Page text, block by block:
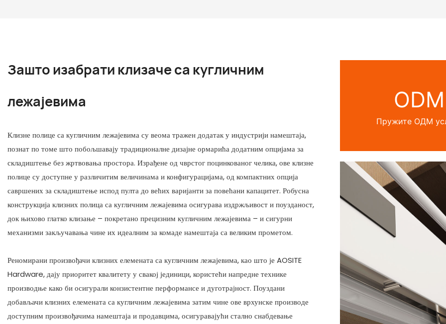
Зашто изабрати клизаче са кугличним
лежајевима
Клизне полице са кугличним лежајевима су веома тражен додатак у индустрији намештаја,
познат по томе што побољшавају традиционалне дизајне ормарића додатним опцијама за
складиштење без жртвовања простора. Израђене од чврстог поцинкованог челика, ове клизне
полице су доступне у различитим величинама и конфигурацијама, од компактних опција
савршених за складиштење испод пулта до већих варијанти за повећани капацитет. Робусна
конструкција клизних полица са кугличним лежајевима осигурава издржљивост и поузданост,
док њихово глатко клизање – покретано прецизним кугличним лежајевима – и сигурни
механизми закључавања чине их идеалним за комаде намештаја са великим прометом.
Реномирани произвођачи клизних елемената са кугличним лежајевима, као што је AOSITE
Hardware, дају приоритет квалитету у свакој јединици, користећи напредне технике
производње како би осигурали конзистентне перформансе и дуготрајност. Поуздани
добављачи клизних елемената са кугличним лежајевима затим чине ове врхунске производе
доступним произвођачима намештаја и продавцима, осигуравајући стално снабдевање
ODM
Пружите ОДМ